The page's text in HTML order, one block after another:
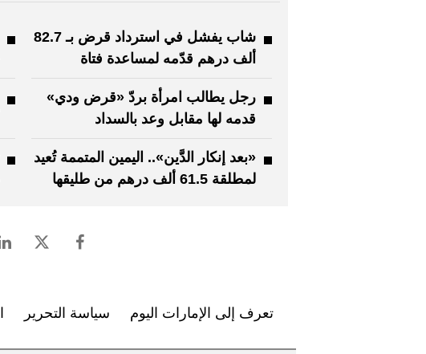
شاب يفشل في استرداد قرض بـ 82.7
ألف درهم قدّمه لمساعدة فتاة
رجل يطالب امرأة بردّ «قرض ودي»
قدمه لها مقابل وعد بالسداد
«بعد إنكار الدَّين».. اليمين المتممة تُعيد
لمطلقة 61.5 ألف درهم من طليقها
تعرف إلى الإمارات اليوم سياسة التحرير